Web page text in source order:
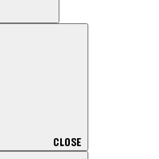
CLOSE